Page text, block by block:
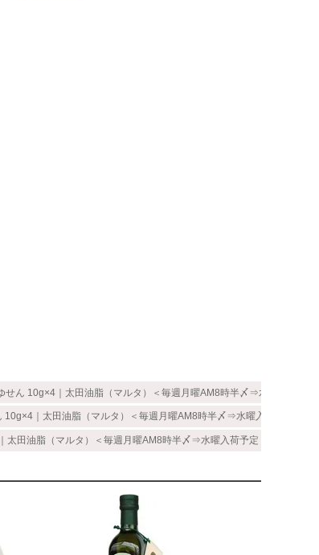
せん 10g×4｜太田油脂（マルタ）＜毎週月曜AM8時半〆⇒水曜入荷予定
｜太田油脂（マルタ）＜毎週月曜AM8時半〆⇒水曜入荷予定＞
田油脂（マルタ）＜毎週月曜AM8時半〆⇒水曜入荷予定＞